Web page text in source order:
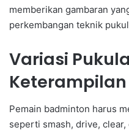
memberikan gambaran
perkembangan teknik
Variasi
Pemain badminton harus
seperti smash, drive,